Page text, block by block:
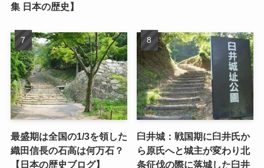
集 日本の歴史】
最盛期は全国の1/3を領した
織田信長の石高は何万石？
【日本の歴史ブログ】
臼井城：戦国期に臼井氏か
ら原氏へと城主が変わり北
条征伐の際に落城した臼井